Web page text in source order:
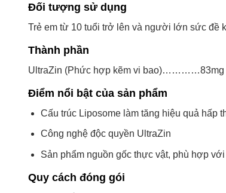
Đối tượng sử dụng
Trẻ em từ 10 tuổi trở lên và người lớn sức đề
Thành phần
UltraZin (Phức hợp kẽm vi bao)…………83mg
Điểm nổi bật của sản phẩm
Cấu trúc Liposome làm tăng hiệu quả hấp
Công nghệ độc quyền UltraZin
Sản phẩm nguồn gốc thực vật, phù hợp
Quy cách đóng gói